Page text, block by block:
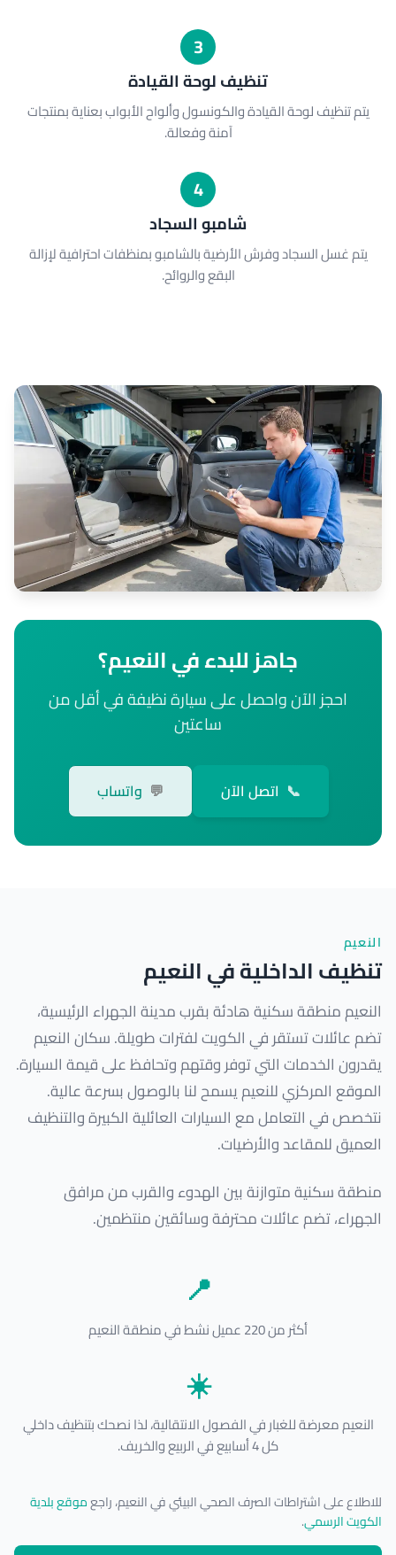
3
تنظيف لوحة القيادة
يتم تنظيف لوحة القيادة والكونسول وألواح الأبواب بعناية بمنتجات
آمنة وفعالة.
4
شامبو السجاد
يتم غسل السجاد وفرش الأرضية بالشامبو بمنظفات احترافية لإزالة
البقع والروائح.
جاهز للبدء في النعيم؟
احجز الآن واحصل على سيارة نظيفة في أقل من
ساعتين
📞 اتصل الآن 💬 واتساب
النعيم
تنظيف الداخلية في النعيم
النعيم منطقة سكنية هادئة بقرب مدينة الجهراء الرئيسية،
تضم عائلات تستقر في الكويت لفترات طويلة. سكان النعيم
يقدرون الخدمات التي توفر وقتهم وتحافظ على قيمة السيارة.
الموقع المركزي للنعيم يسمح لنا بالوصول بسرعة عالية.
نتخصص في التعامل مع السيارات العائلية الكبيرة والتنظيف
العميق للمقاعد والأرضيات.
منطقة سكنية متوازنة بين الهدوء والقرب من مرافق
الجهراء، تضم عائلات محترفة وسائقين منتظمين.
📍
أكثر من 220 عميل نشط في منطقة النعيم
☀️
النعيم معرضة للغبار في الفصول الانتقالية، لذا نصحك بتنظيف داخلي
كل 4 أسابيع في الربيع والخريف.
للاطلاع على اشتراطات الصرف الصحي البيئي في النعيم، راجعموقع بلدية
الكويت الرسمي.